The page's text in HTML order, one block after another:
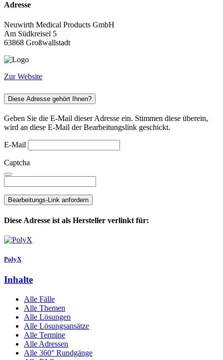
Adresse
Neuwirth Medical Products GmbH
Am Südkreisel 5
63868 Großwallstadt
Zur Website
Diese Adresse gehört Ihnen?
Geben Sie die E-Mail dieser Adresse ein. Stimmen diese überein,
wird an diese E-Mail der Bearbeitungslink geschickt.
E-Mail
Captcha
Bearbeitungs-Link anfordern
Diese Adresse ist als Hersteller verlinkt für:
PolyX
Inhalte
Alle Fälle
Alle Themen
Alle Lösungen
Alle Lösungsansätze
Alle Termine
Alle Adressen
Alle 360° Rundgänge